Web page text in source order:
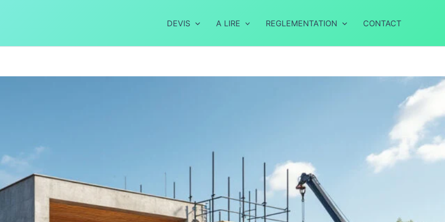
DEVIS A LIRE REGLEMENTATION CONTACT